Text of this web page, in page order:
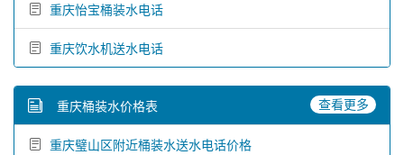
重庆怡宝桶装水电话
重庆饮水机送水电话
重庆桶装水价格表 查看更多
重庆璧山区附近桶装水送水电话价格